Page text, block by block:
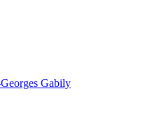
Gabily